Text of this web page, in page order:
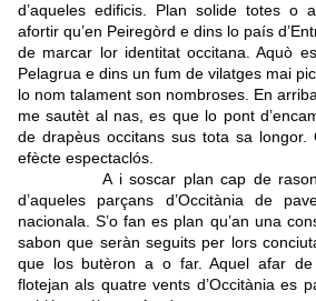
d’aqueles edificis. Plan solide totes o
afortir qu’en Peiregòrd e dins lo país
de marcar lor identitat occitana. Aquò
Pelagrua e dins un fum de vilatges mai
lo nom talament son nombroses. En
me sautèt al nas, es que lo pont
de drapèus occitans sus tota sa longor.
efècte espectaclós.
A i soscar plan cap de rason
d’aqueles parçans d’Occitània de
nacionala. S’o fan es plan qu’an una
sabon que seràn seguits per lors
que los butèron a o far. Aquel afar de
flotejan als quatre vents d’Occitània es